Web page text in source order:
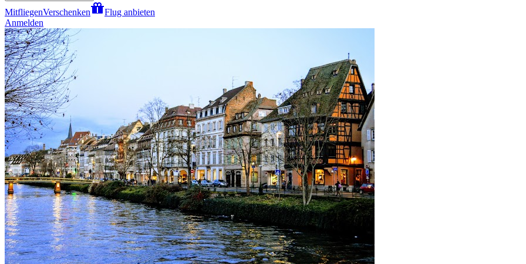
MitfliegenVerschenken
Flug anbieten
Anmelden